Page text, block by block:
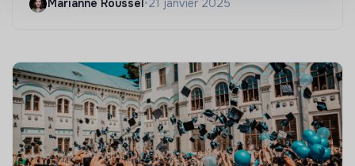
Marianne Roussel•21 janvier 2025